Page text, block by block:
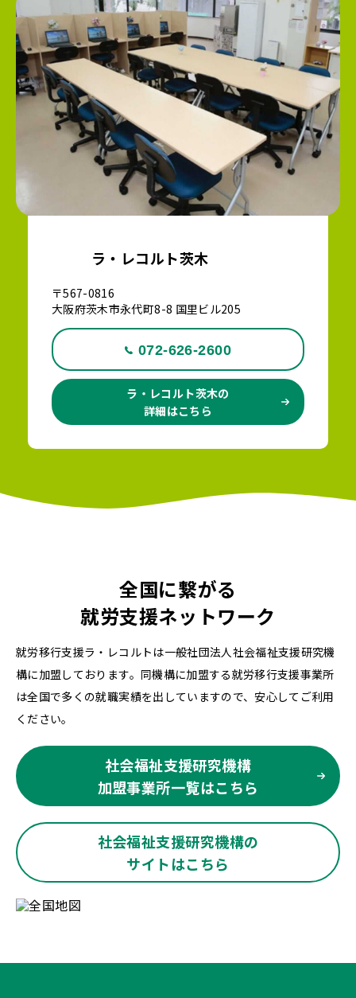
ラ・レコルト茨木
〒567-0816
大阪府茨木市永代町8-8 国里ビル205
072-626-2600
ラ・レコルト茨木の
詳細はこちら
全国に繋がる
就労支援ネットワーク
就労移行支援ラ・レコルトは一般社団法人社会福祉支援研究機
構に加盟しております。同機構に加盟する就労移行支援事業所
は全国で多くの就職実績を出していますので、安心してご利用
ください。
社会福祉支援研究機構
加盟事業所一覧はこちら
社会福祉支援研究機構の
サイトはこちら